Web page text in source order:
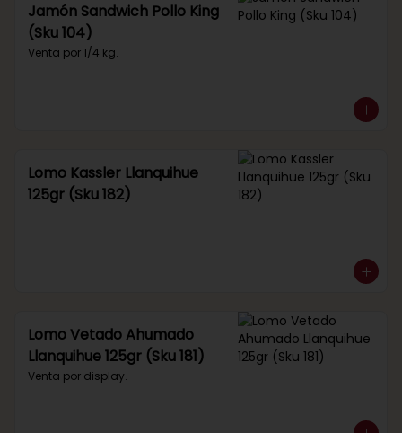
Jamón Sandwich Pollo King
(Sku 104)
Venta por 1/4 kg.
Lomo Kassler Llanquihue
125gr (Sku 182)
Lomo Vetado Ahumado
Llanquihue 125gr (Sku 181)
Venta por display.